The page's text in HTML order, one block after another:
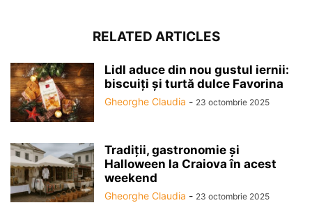
RELATED ARTICLES
Lidl aduce din nou gustul iernii:
biscuiți și turtă dulce Favorina
Gheorghe Claudia - 23 octombrie 2025
Tradiții, gastronomie și
Halloween la Craiova în acest
weekend
Gheorghe Claudia - 23 octombrie 2025